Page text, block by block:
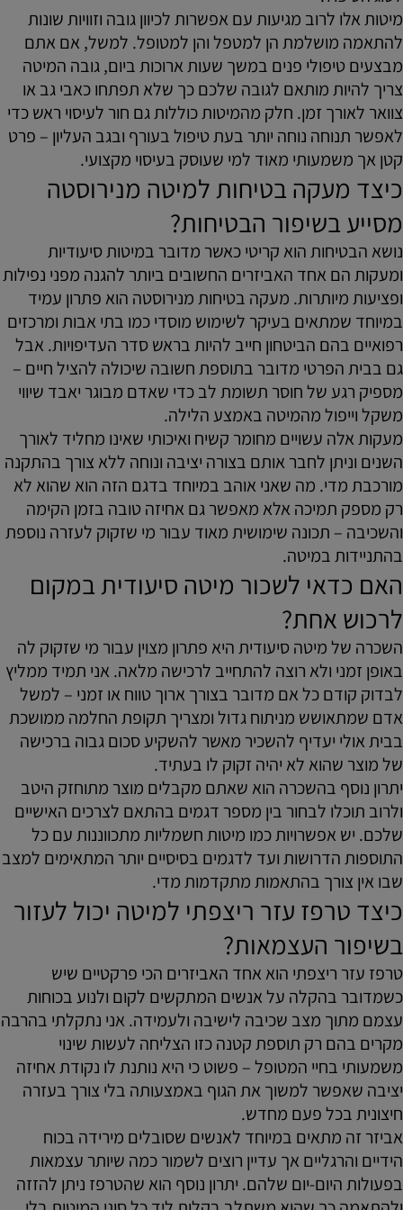
מיטות אלו לרוב מגיעות עם אפשרות לכיוון גובה וזוויות שונות
להתאמה מושלמת הן למטפל והן למטופל. למשל, אם אתם
מבצעים טיפולי פנים במשך שעות ארוכות ביום, גובה המיטה
צריך להיות מותאם לגובה שלכם כך שלא תפתחו כאבי גב או
צוואר לאורך זמן. חלק מהמיטות כוללות גם חור לעיסוי ראש כדי
לאפשר תנוחה נוחה יותר בעת טיפול בעורף ובגב העליון – פרט
קטן אך משמעותי מאוד למי שעוסק בעיסוי מקצועי.
כיצד מעקה בטיחות למיטה מנירוסטה
מסייע בשיפור הבטיחות?
נושא הבטיחות הוא קריטי כאשר מדובר במיטות סיעודיות
ומעקות הם אחד האביזרים החשובים ביותר להגנה מפני נפילות
ופציעות מיותרות. מעקה בטיחות מנירוסטה הוא פתרון עמיד
במיוחד שמתאים בעיקר לשימוש מוסדי כמו בתי אבות ומרכזים
רפואיים בהם הביטחון חייב להיות בראש סדר העדיפויות. אבל
גם בבית הפרטי מדובר בתוספת חשובה שיכולה להציל חיים –
מספיק רגע של חוסר תשומת לב כדי שאדם מבוגר יאבד שיווי
משקל וייפול מהמיטה באמצע הלילה.
מעקות אלה עשויים מחומר קשיח ואיכותי שאינו מחליד לאורך
השנים וניתן לחבר אותם בצורה יציבה ונוחה ללא צורך בהתקנה
מורכבת מדי. מה שאני אוהב במיוחד בדגם הזה הוא שהוא לא
רק מספק תמיכה אלא מאפשר גם אחיזה טובה בזמן הקימה
והשכיבה – תכונה שימושית מאוד עבור מי שזקוק לעזרה נוספת
בהתניידות במיטה.
האם כדאי לשכור מיטה סיעודית במקום
לרכוש אחת?
השכרה של מיטה סיעודית היא פתרון מצוין עבור מי שזקוק לה
באופן זמני ולא רוצה להתחייב לרכישה מלאה. אני תמיד ממליץ
לבדוק קודם כל אם מדובר בצורך ארוך טווח או זמני – למשל
אדם שמתאושש מניתוח גדול ומצריך תקופת החלמה ממושכת
בבית אולי יעדיף להשכיר מאשר להשקיע סכום גבוה ברכישה
של מוצר שהוא לא יהיה זקוק לו בעתיד.
יתרון נוסף בהשכרה הוא שאתם מקבלים מוצר מתוחזק היטב
ולרוב תוכלו לבחור בין מספר דגמים בהתאם לצרכים האישיים
שלכם. יש אפשרויות כמו מיטות חשמליות מתכווננות עם כל
התוספות הדרושות ועד לדגמים בסיסיים יותר המתאימים למצב
שבו אין צורך בהתאמות מתקדמות מדי.
כיצד טרפז עזר ריצפתי למיטה יכול לעזור
בשיפור העצמאות?
טרפז עזר ריצפתי הוא אחד האביזרים הכי פרקטיים שיש
כשמדובר בהקלה על אנשים המתקשים לקום ולנוע בכוחות
עצמם מתוך מצב שכיבה לישיבה ולעמידה. אני נתקלתי בהרבה
מקרים בהם רק תוספת קטנה כזו הצליחה לעשות שינוי
משמעותי בחיי המטופל – פשוט כי היא נותנת לו נקודת אחיזה
יציבה שאפשר למשוך את הגוף באמצעותה בלי צורך בעזרה
חיצונית בכל פעם מחדש.
אביזר זה מתאים במיוחד לאנשים שסובלים מירידה בכוח
הידיים והרגליים אך עדיין רוצים לשמור כמה שיותר עצמאות
בפעולות היום-יום שלהם. יתרון נוסף הוא שהטרפז ניתן להזזה